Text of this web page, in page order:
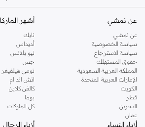
عن نمشي
عن نمشي
سياسة الخصوصية
سياسة الاسترجاع
حقوق المستهلك
المملكة العربية السعودية
الإمارات العربية المتحدة
الكويت
قطر
البحرين
عمان
أشهر
نايك
أديداس
نيو بالانس
جس
تومي هيلفيغر
اتش اند ام
كالفن كلاين
بوما
كل الماركات
أزياء النساء أزياء الرجال